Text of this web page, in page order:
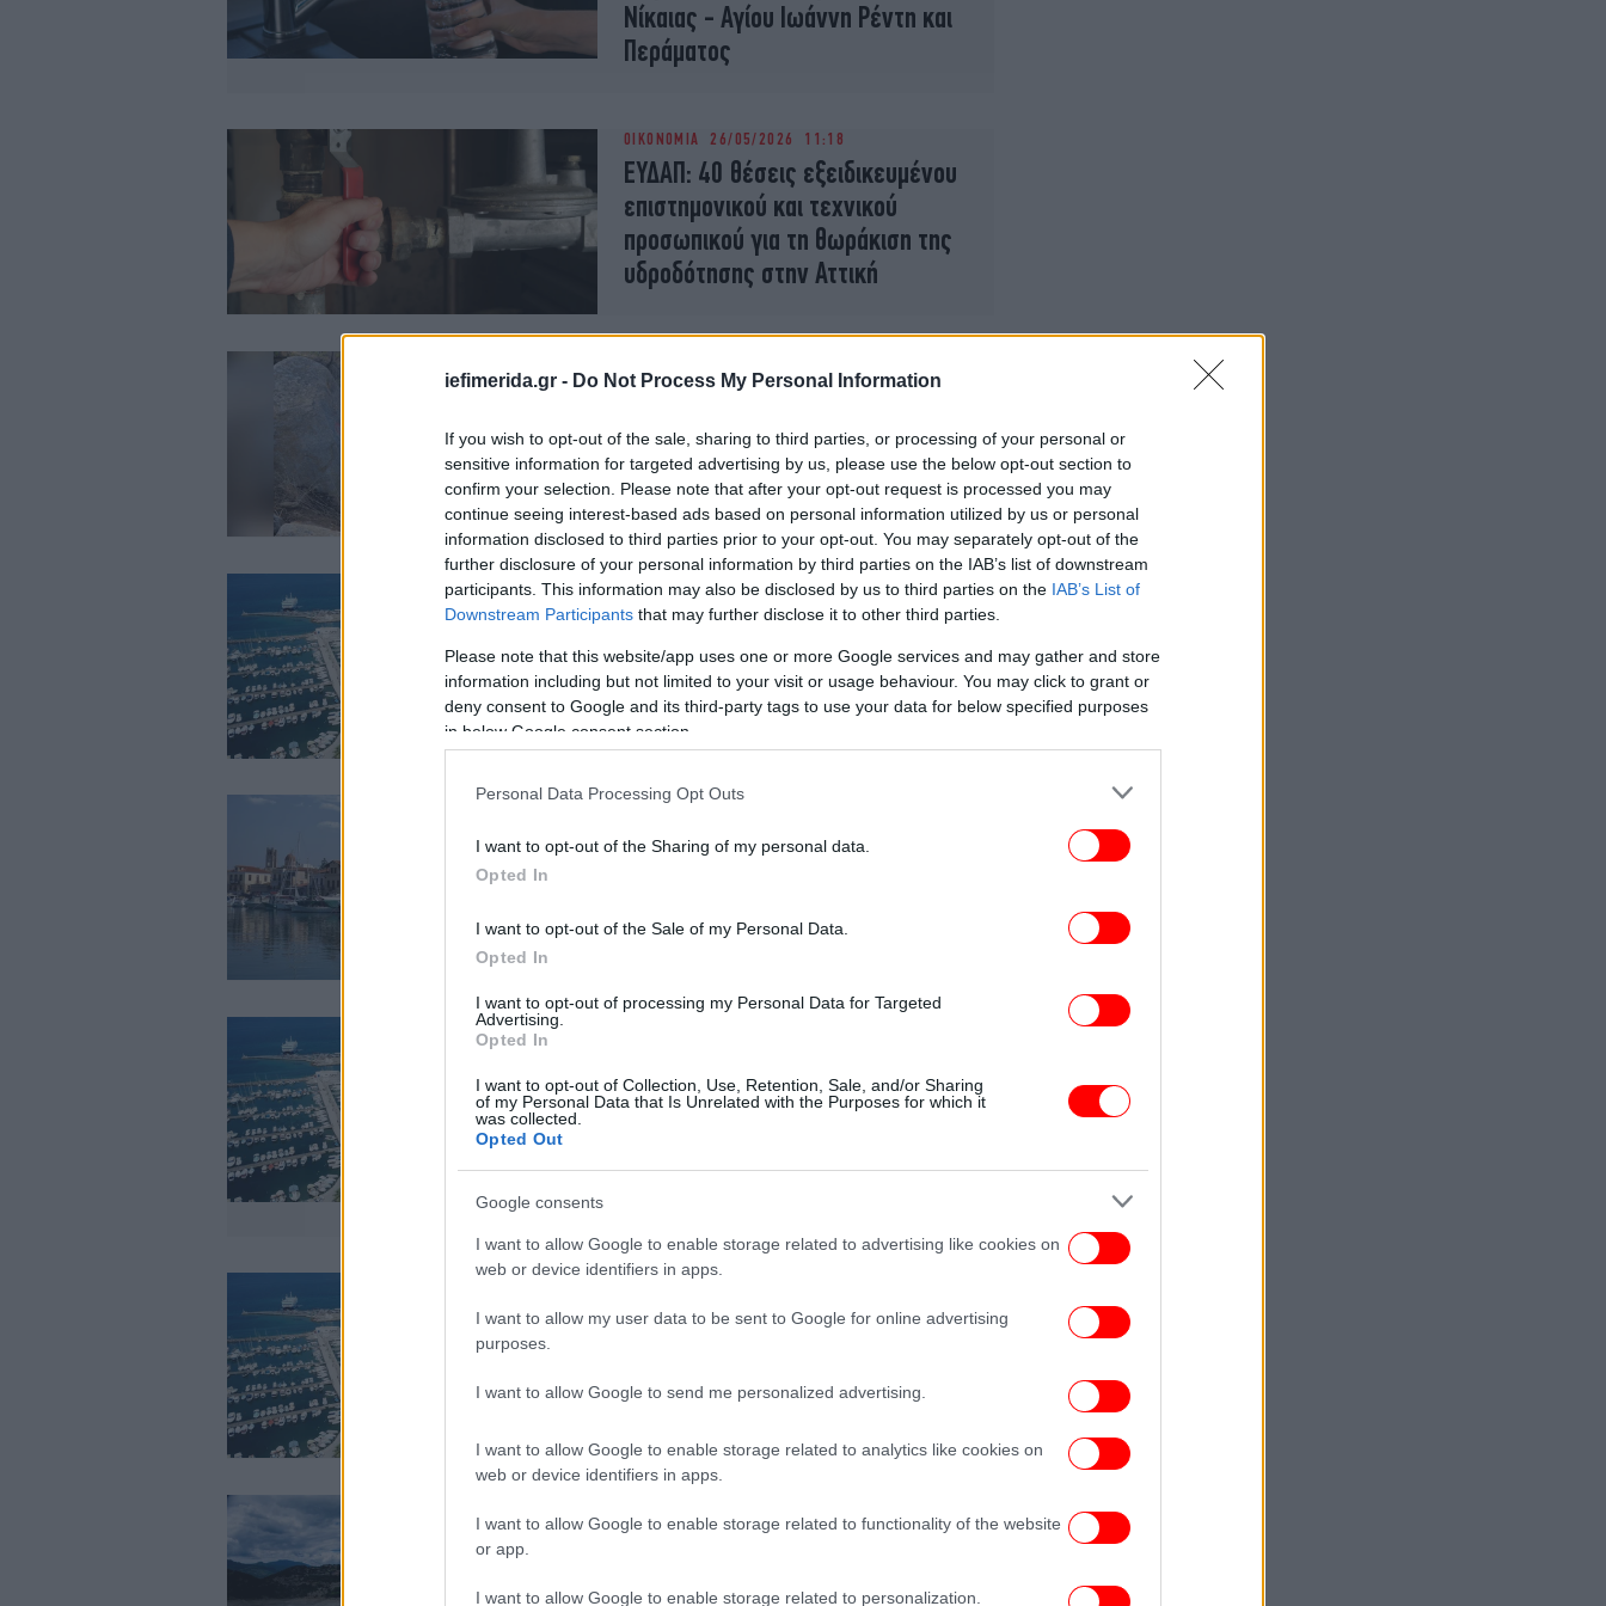
iefimerida.gr - Do Not Process My Personal Information
If you wish to opt-out of the sale, sharing to third parties, or processing of your personal or
sensitive information for targeted advertising by us, please use the below opt-out section to
confirm your selection. Please note that after your opt-out request is processed you may
continue seeing interest-based ads based on personal information utilized by us or personal
information disclosed to third parties prior to your opt-out. You may separately opt-out of the
further disclosure of your personal information by third parties on the IAB’s list of downstream
participants. This information may also be disclosed by us to third parties on the IAB’s List of
Downstream Participants that may further disclose it to other third parties.
Please note that this website/app uses one or more Google services and may gather and store
information including but not limited to your visit or usage behaviour. You may click to grant or
deny consent to Google and its third-party tags to use your data for below specified purposes
in below Google consent section.
Personal Data Processing Opt Outs
I want to opt-out of the Sharing of my personal data.
Opted In
I want to opt-out of the Sale of my Personal Data.
Opted In
I want to opt-out of processing my Personal Data for Targeted
Advertising.
Opted In
I want to opt-out of Collection, Use, Retention, Sale, and/or Sharing
of my Personal Data that Is Unrelated with the Purposes for which it
was collected.
Opted Out
Google consents
I want to allow Google to enable storage related to advertising like cookies on
web or device identifiers in apps.
I want to allow my user data to be sent to Google for online advertising
purposes.
I want to allow Google to send me personalized advertising.
I want to allow Google to enable storage related to analytics like cookies on
web or device identifiers in apps.
I want to allow Google to enable storage related to functionality of the website
or app.
I want to allow Google to enable storage related to personalization.
Νίκαιας - Αγίου Ιωάννη Ρέντη και
Περάματος
ΟΙΚΟΝΟΜΙΑ 26/05/2026 11:18
ΕΥΔΑΠ: 40 θέσεις εξειδικευμένου
επιστημονικού και τεχνικού
προσωπικού για τη θωράκιση της
υδροδότησης στην Αττική
Η Ίος ξαναζωντανεύει την
παραδοσιακή τεχνική των λίθινων
αναβαθμών που αντέχουν στα
ακραία καιρικά φαινόμενα
ΕΛΛΑΔΑ 18/03/2026 17:26
Τέλος στην ταλαιπωρία στην
Αίγινα: Δευτέρα ή Τρίτη
αποκαθίσταται η υδροδότηση
ΕΛΛΑΔΑ 17/03/2026 09:27
Αίγινα: Πότε αναμένεται η
αγωγό νερού
επιστρέψει το νερό -Δύτες
11/02/2026 10:30
Αίγινα: Σε 10-12 μέρες η
Αντιπεριφερειάρχης Νήσων για το
Λειψυδρία: Πώς οι ποταμοί